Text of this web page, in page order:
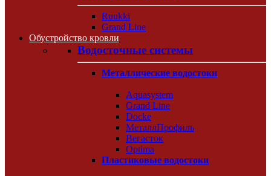
Ruukki
Grand Line
Обустройство кровли
Водосточные системы
Металлические водостоки
Aquasystem
Grand Line
Docke
МеталлПрофиль
Вегасток
Optima
Пластиковые водостоки